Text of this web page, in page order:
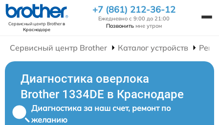
Сервисный центр Brotherв
Краснодаре
+7 (861) 212-36-12
Ежедневно с 9:00 до 21:00
Позвонить мне утром
Сервисный центр Brother Каталог устройств
Диагностика оверлока
Brother 1334DE в Краснодаре
Диагностика за наш счет, ремонт по
желанию